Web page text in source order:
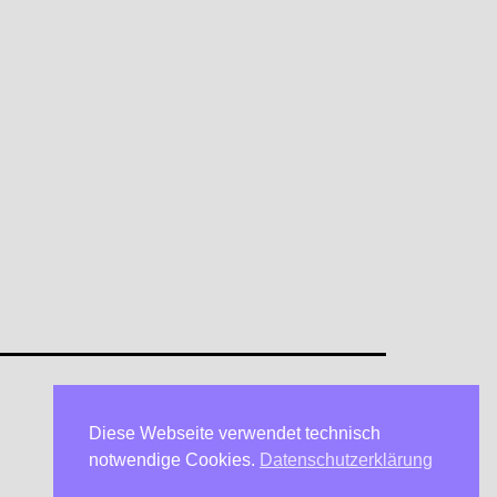
Datenschutzerklärung
Diese Webseite verwendet technisch
notwendige Cookies. Datenschutzerklärung